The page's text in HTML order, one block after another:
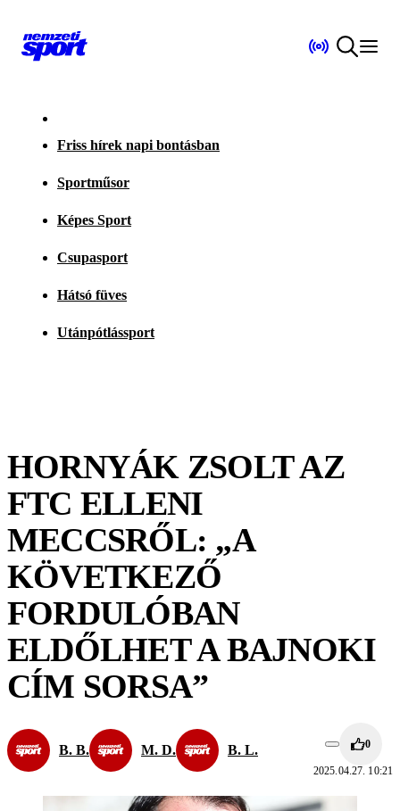
Friss hírek napi bontásban
Sportműsor
Képes Sport
Csupasport
Hátsó füves
Utánpótlássport
HORNYÁK ZSOLT AZ
FTC ELLENI
MECCSRŐL: „A
KÖVETKEZŐ
FORDULÓBAN
ELDŐLHET A BAJNOKI
CÍM SORSA”
B. B. M. D. B. L. 0
2025.04.27. 10:21